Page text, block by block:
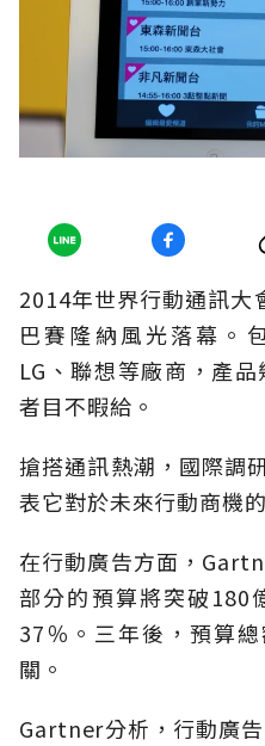
2014年世界行動通訊大
巴賽隆納風光落幕。
LG、聯想等廠商，產
者目不暇給。
搶搭通訊熱潮，國際調
表它對於未來行動商機
在行動廣告方面，
部分的預算將突破180
37％。三年後，預算
關。
Gartner分析，行動廣